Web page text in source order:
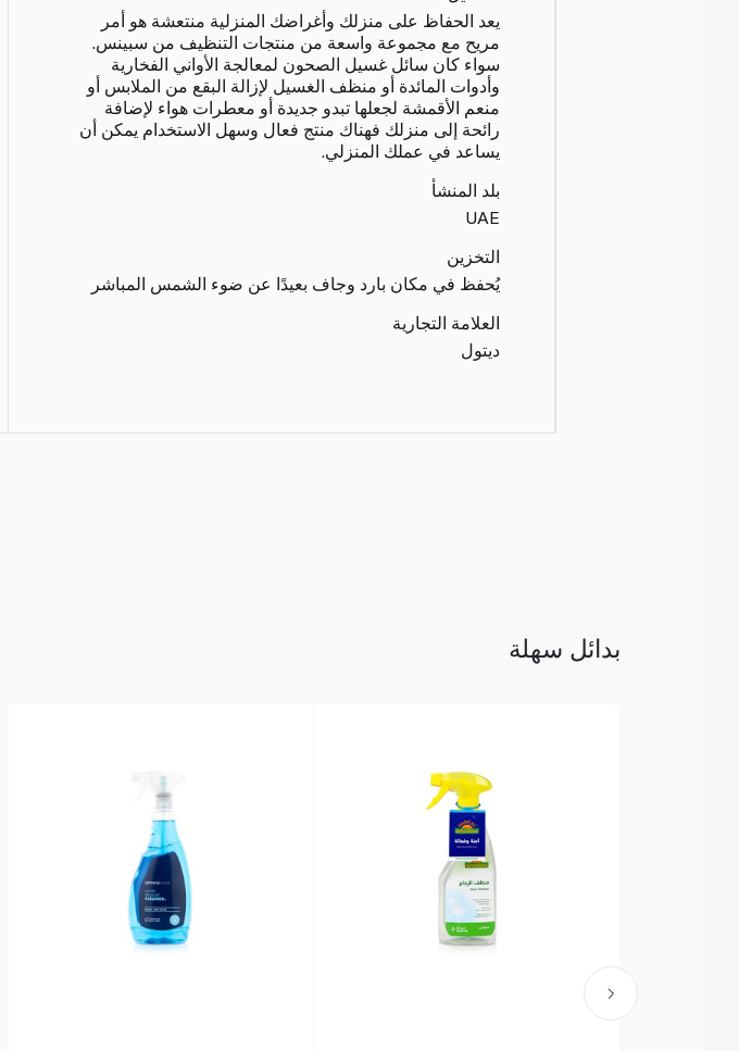
يعد الحفاظ على منزلك وأغراضك المنزلية منتعشة هو أمر
مريح مع مجموعة واسعة من منتجات التنظيف من سبينس.
سواء كان سائل غسيل الصحون لمعالجة الأواني الفخارية
وأدوات المائدة أو منظف الغسيل لإزالة البقع من الملابس أو
منعم الأقمشة لجعلها تبدو جديدة أو معطرات هواء لإضافة
رائحة إلى منزلك فهناك منتج فعال وسهل الاستخدام يمكن أن
يساعد في عملك المنزلي.
بلد المنشأ
UAE
التخزين
يُحفظ في مكان بارد وجاف بعيدًا عن ضوء الشمس المباشر
العلامة التجارية
ديتول
بدائل سهلة